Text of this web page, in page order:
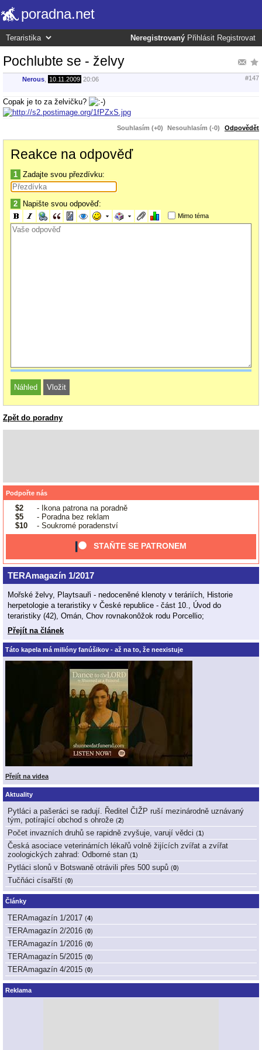
poradna.net
Neregistrovaný Přihlásit Registrovat
Pochlubte se - želvy
Nerous 10.11.2009 20:06 #147
Copak je to za želvičku?
Souhlasím (+0) Nesouhlasím (-0) Odpovědět
Reakce na odpověď
1 Zadajte svou přezdívku:
2 Napište svou odpověď:
Mimo téma
Zpět do poradny
Podpořte nás
$2
- Ikona patrona na poradně
$5
- Poradna bez reklam
$10
- Soukromé poradenství
STAŇTE SE PATRONEM
TERAmagazín 1/2017
Mořské želvy, Playtsauři - nedoceněné klenoty v teráriích, Historie
herpetologie a teraristiky v České republice - část 10., Úvod do
teraristiky (42), Omán, Chov rovnakonôžok rodu Porcellio;
Přejít na článek
Táto kapela má milióny fanúšikov - až na to, že neexistuje
Přejít na videa
Aktuality
Pytláci a pašeráci se radují. Ředitel ČIŽP ruší mezinárodně uznávaný
tým, potírající obchod s ohrože (2)
Počet invazních druhů se rapidně zvyšuje, varují vědci (1 )
Česká asociace veterinárních lékařů volně žijících zvířat a zvířat
zoologických zahrad: Odborné stan (1 )
Pytláci slonů v Botswaně otrávili přes 500 supů (0)
Tučňáci císařští (0)
Články
TERAmagazín 1/2017 (4)
TERAmagazín 2/2016 (0)
TERAmagazín 1/2016 (0)
TERAmagazín 5/2015 (0)
TERAmagazín 4/2015 (0)
Reklama